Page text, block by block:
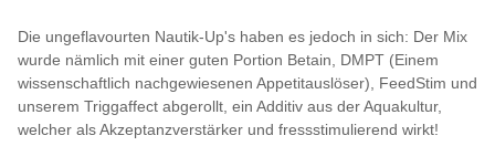
Die ungeflavourten Nautik-Up's haben es jedoch in sich: Der Mix
wurde nämlich mit einer guten Portion Betain, DMPT (Einem
wissenschaftlich nachgewiesenen Appetitauslöser), FeedStim und
unserem Triggaffect abgerollt, ein Additiv aus der Aquakultur,
welcher als Akzeptanzverstärker und fressstimulierend wirkt!